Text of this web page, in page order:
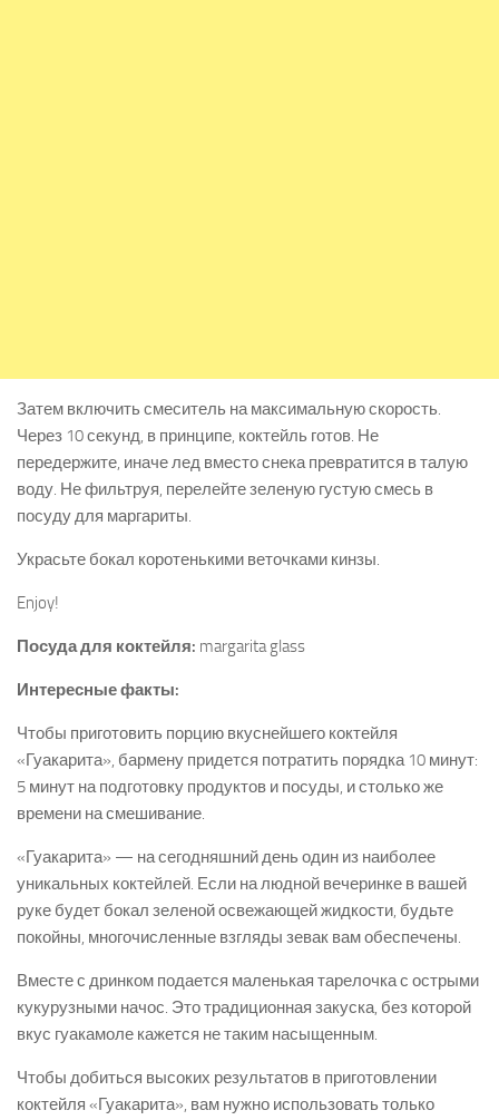
Затем включить смеситель на максимальную скорость.
Через 10 секунд, в принципе, коктейль готов. Не
передержите, иначе лед вместо снека превратится в талую
воду. Не фильтруя, перелейте зеленую густую смесь в
посуду для маргариты.
Украсьте бокал коротенькими веточками кинзы.
Enjoy!
Посуда для коктейля: margarita glass
Интересные факты:
Чтобы приготовить порцию вкуснейшего коктейля
«Гуакарита», бармену придется потратить порядка 10 минут:
5 минут на подготовку продуктов и посуды, и столько же
времени на смешивание.
«Гуакарита» — на сегодняшний день один из наиболее
уникальных коктейлей. Если на людной вечеринке в вашей
руке будет бокал зеленой освежающей жидкости, будьте
покойны, многочисленные взгляды зевак вам обеспечены.
Вместе с дринком подается маленькая тарелочка с острыми
кукурузными начос. Это традиционная закуска, без которой
вкус гуакамоле кажется не таким насыщенным.
Чтобы добиться высоких результатов в приготовлении
коктейля «Гуакарита», вам нужно использовать только